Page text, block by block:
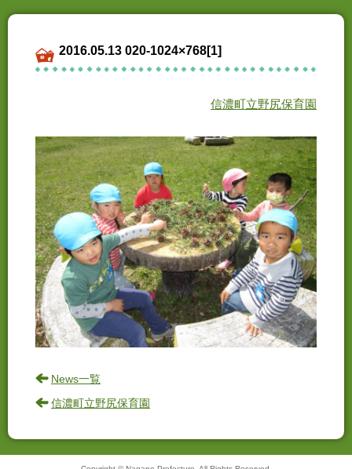
2016.05.13 020-1024×768[1]
信濃町立野尻保育園
News一覧
信濃町立野尻保育園